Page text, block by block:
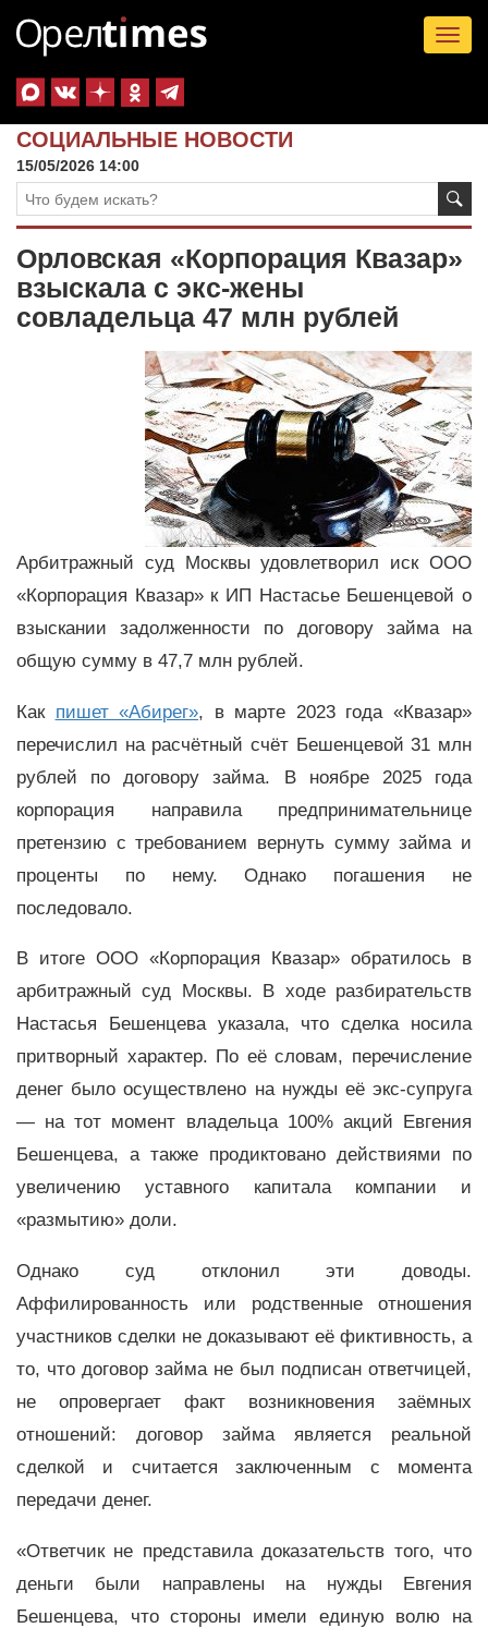
СОЦИАЛЬНЫЕ НОВОСТИ
15/05/2026 14:00
Орловская «Корпорация Квазар»
взыскала с экс-жены
совладельца 47 млн рублей
Арбитражный суд Москвы удовлетворил иск ООО
«Корпорация Квазар» к ИП Настасье Бешенцевой о
взыскании задолженности по договору займа на
общую сумму в 47,7 млн рублей.
Как пишет «Абирег», в марте 2023 года «Квазар»
перечислил на расчётный счёт Бешенцевой 31 млн
рублей по договору займа. В ноябре 2025 года
корпорация направила предпринимательнице
претензию с требованием вернуть сумму займа и
проценты по нему. Однако погашения не
последовало.
В итоге ООО «Корпорация Квазар» обратилось в
арбитражный суд Москвы. В ходе разбирательств
Настасья Бешенцева указала, что сделка носила
притворный характер. По её словам, перечисление
денег было осуществлено на нужды её экс-супруга
— на тот момент владельца 100% акций Евгения
Бешенцева, а также продиктовано действиями по
увеличению уставного капитала компании и
«размытию» доли.
Однако суд отклонил эти доводы.
Аффилированность или родственные отношения
участников сделки не доказывают её фиктивность, а
то, что договор займа не был подписан ответчицей,
не опровергает факт возникновения заёмных
отношений: договор займа является реальной
сделкой и считается заключенным с момента
передачи денег.
«Ответчик не представила доказательств того, что
деньги были направлены на нужды Евгения
Бешенцева, что стороны имели единую волю на